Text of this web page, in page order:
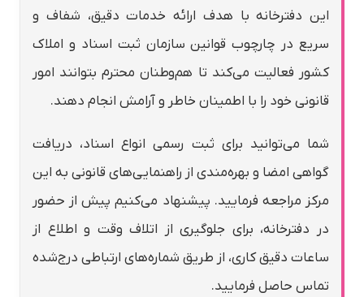
این دفترخانه با هدف ارائه خدمات دقیق، شفاف و
سریع در چارچوب قوانین سازمان ثبت اسناد و املاک
کشور فعالیت می‌کند تا هم‌وطنان محترم بتوانند امور
قانونی خود را با اطمینان خاطر و آرامش انجام دهند.
شما می‌توانید برای ثبت رسمی انواع اسناد، دریافت
گواهی امضا و بهره‌مندی از راهنمایی‌های قانونی به این
مرکز مراجعه فرمایید. پیشنهاد می‌کنیم پیش از حضور
در دفترخانه، برای جلوگیری از اتلاف وقت و اطلاع از
ساعات دقیق کاری، از طریق شماره‌های ارتباطی درج‌شده
تماس حاصل فرمایید.